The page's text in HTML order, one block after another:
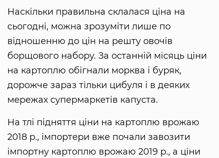
Наскільки правильна склалася ціна на
сьогодні, можна зрозуміти лише по
відношенню до цін на решту овочів
борщового набору. За останній місяць ціни
на картоплю обігнали морква і буряк,
дорожче зараз тільки цибуля і в деяких
мережах супермаркетів капуста.
На тлі підняття ціни на картоплю врожаю
2018 р., імпортери вже почали завозити
імпортну картоплю врожаю 2019 р., а ціни